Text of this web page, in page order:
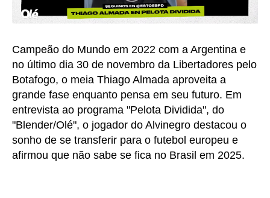
Campeão do Mundo em 2022 com a Argentina e
no último dia 30 de novembro da Libertadores pelo
Botafogo, o meia Thiago Almada aproveita a
grande fase enquanto pensa em seu futuro. Em
entrevista ao programa "Pelota Dividida", do
"Blender/Olé", o jogador do Alvinegro destacou o
sonho de se transferir para o futebol europeu e
afirmou que não sabe se fica no Brasil em 2025.